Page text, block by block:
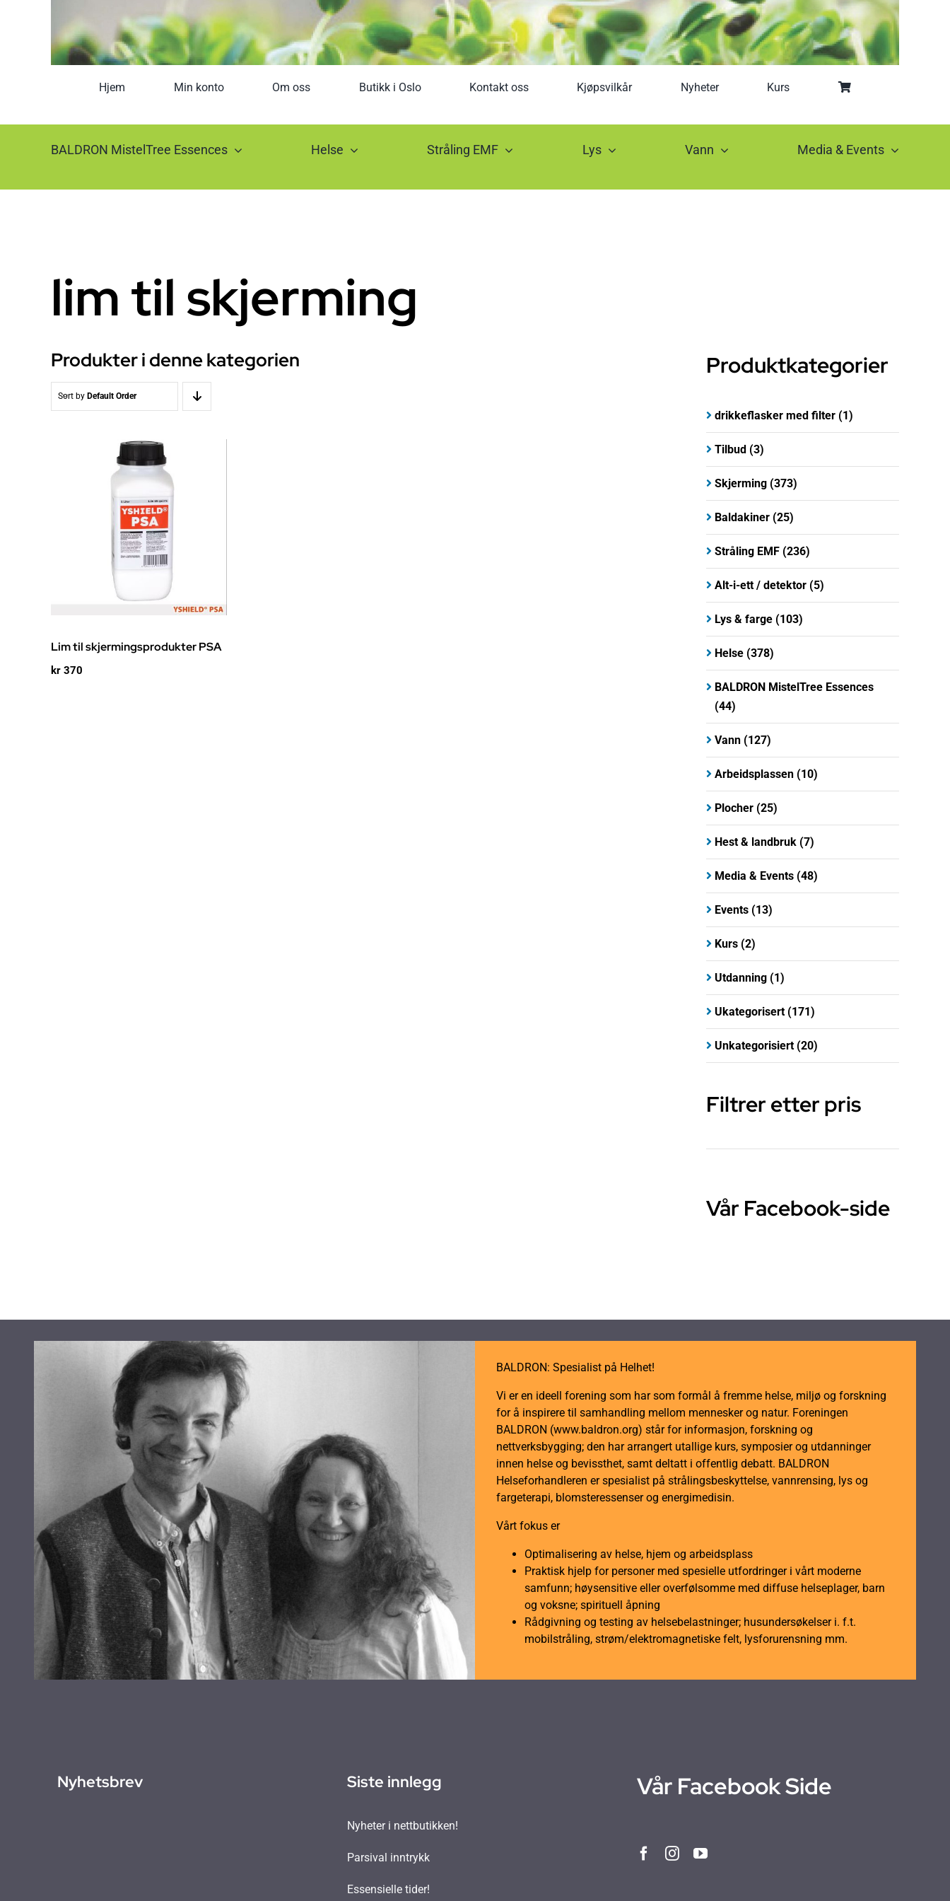
Hjem Min konto Om oss Butikk i Oslo Kontakt oss Kjøpsvilkår Nyheter Kurs
BALDRON MistelTree Essences Helse Stråling EMF Lys Vann Media & Events
lim til skjerming
Produkter i denne kategorien
Sort by Default Order
Lim til skjermingsprodukter PSA
kr 370
Produktkategorier
drikkeflasker med filter (1)
Tilbud (3)
Skjerming (373)
Baldakiner (25)
Stråling EMF (236)
Alt-i-ett / detektor (5)
Lys & farge (103)
Helse (378)
BALDRON MistelTree Essences
(44)
Vann (127)
Arbeidsplassen (10)
Plocher (25)
Hest & landbruk (7)
Media & Events (48)
Events (13)
Kurs (2)
Utdanning (1)
Ukategorisert (171)
Unkategorisiert (20)
Filtrer etter pris
Vår Facebook-side
BALDRON: Spesialist på Helhet!
Vi er en ideell forening som har som formål å fremme helse, miljø og forskning
for å inspirere til samhandling mellom mennesker og natur. Foreningen
BALDRON (www.baldron.org) står for informasjon, forskning og
nettverksbygging; den har arrangert utallige kurs, symposier og utdanninger
innen helse og bevissthet, samt deltatt i offentlig debatt. BALDRON
Helseforhandleren er spesialist på strålingsbeskyttelse, vannrensing, lys og
fargeterapi, blomsteressenser og energimedisin.
Vårt fokus er
Optimalisering av helse, hjem og arbeidsplass
Praktisk hjelp for personer med spesielle utfordringer i vårt moderne
samfunn; høysensitive eller overfølsomme med diffuse helseplager, barn
og voksne; spirituell åpning
Rådgivning og testing av helsebelastninger; husundersøkelser i. f.t.
mobilstråling, strøm/elektromagnetiske felt, lysforurensning mm.
Nyhetsbrev Siste innlegg
Nyheter i nettbutikken!
Parsival inntrykk
Essensielle tider!
Vår Facebook Side